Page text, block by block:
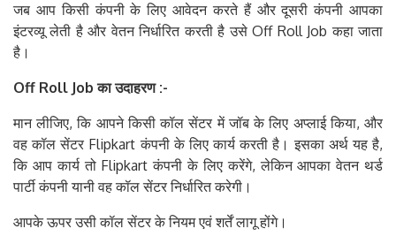
जब आप किसी कंपनी के लिए आवेदन करते हैं और दूसरी कंपनी आपका
इंटरव्यू लेती है और वेतन निर्धारित करती है उसे Off Roll Job कहा जाता
है।
Off Roll Jobका उदाहरण:-
मान लीजिए, कि आपने किसी कॉल सेंटर में जॉब के लिए अप्लाई किया, और
वह कॉल सेंटर Flipkart कंपनी के लिए कार्य करती है। इसका अर्थ यह है,
कि आप कार्य तो Flipkart कंपनी के लिए करेंगे, लेकिन आपका वेतन थर्ड
पार्टी कंपनी यानी वह कॉल सेंटर निर्धारित करेगी।
आपके ऊपर उसी कॉल सेंटर के नियम एवं शर्तें लागू होंगे।